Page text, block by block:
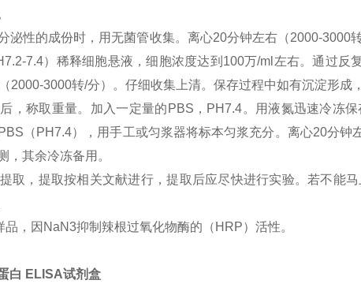
泌性的成份时，用无菌管收集。离心20分钟左右（2000-3000
7.4）稀释细胞悬液，细胞浓度达到100万/ml左右。通过反
2000-3000转/分）。仔细收集上清。保存过程中如有沉淀形成
，称取重量。加入一定量的PBS，PH7.4。用液氮迅速冷冻
（PH7.4），用手工或匀浆器将标本匀浆充分。离心20分钟
，其余冷冻备用。
取，提取按相关文献进行，提取后应尽快进行实验。若不能
，因NaN3抑制辣根过氧化物酶的（HRP）活性。
白 ELISA试剂盒